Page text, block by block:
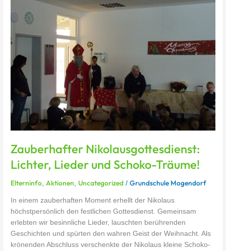
Zauberhafter Nikolausgottesdienst:
Lichter, Lieder und Schoko-Träume!
Elterninfo Aktionen Uncategorized /Grundschule Mogendorf
In einem zauberhaften Moment erhellt der Nikolaus
höchstpersönlich den festlichen Gottesdienst. Gemeinsam
erlebten wir besinnliche Lieder, lauschten berührenden
Geschichten und spürten den wahren Geist der Weihnacht. Als
krönenden Abschluss verschenkte der Nikolaus kleine Schoko-
Lieder
Schoko-